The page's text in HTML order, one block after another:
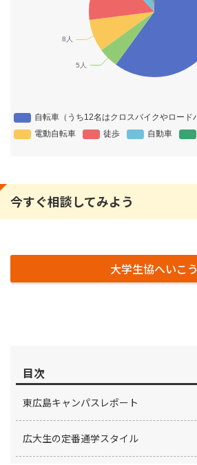
今すぐ相談してみよう
大学生協へいこう
目次
東広島キャンパスレポート
広大生の定番通学スタイル